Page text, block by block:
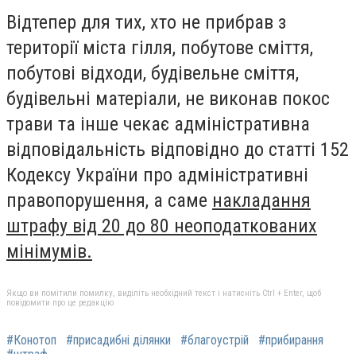
Відтепер для тих, хто не прибрав з
території міста гілля, побутове сміття,
побутові відходи, будівельне сміття,
будівельні матеріали, не виконав покос
трави та інше чекає адміністративна
відповідальність відповідно до статті 152
Кодексу України про адміністративні
правопорушення, а саме накладання
штрафу від 20 до 80 неоподаткованих
мінімумів.
Якщо ви помітили помилку, виділіть необхідний текст і натисніть Ctrl + Enter, щоб
повідомити про це редакцію
#Конотоп #присадибні ділянки #благоустрій
#прибирання